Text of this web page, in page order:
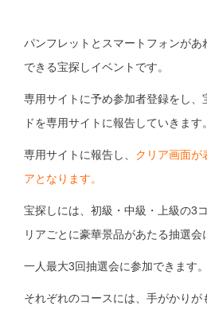
パンフレットとスマートフォンがあ
できる宝探しイベントです。
専用サイトに予め参加者登録をし、
ドを専用サイトに報告していきます。
専用サイトに報告し、 クリア画面が
アとなります。
宝探しには、初級・中級・上級の3
リアごとに豪華景品があたる抽選会
一人最大3回抽選会に参加できます。
それぞれのコースには、手がかり